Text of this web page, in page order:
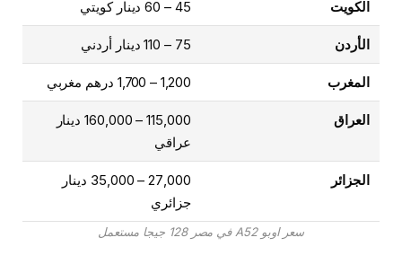
الكويت 45 – 60 دينار كويتي
الأردن 75 – 110 دينار أردني
المغرب 1,200 – 1,700 درهم مغربي
العراق
115,000 – 160,000 دينار
عراقي
الجزائر
27,000 – 35,000 دينار
جزائري
سعر اوبو A52 في مصر 128 جيجا مستعمل